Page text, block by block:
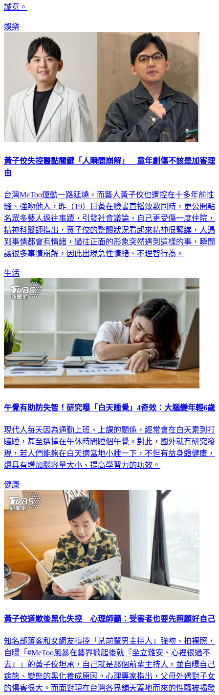
誠意。
娛樂
黃子佼失控醫點關鍵「人瞬間崩解」 童年創傷不該是加害理
由
台灣MeToo運動一路延燒，而藝人黃子佼也遭控在十多年前性
騷、強吻他人，昨（19）日黃在臉書直播致歉同時，更公開點
名眾多藝人過往事蹟，引發社會議論，自己更受傷一度住院，
精神科醫師指出，黃子佼的整體狀況看起來精神很緊繃，人遇
到事情都會有情緒，過往正面的形象突然遇到這樣的事，瞬間
讓很多事情崩解，因此出現急性情緒、不理智行為。
生活
午覺有助防失智！研究曝「白天睡覺」4奇效：大腦變年輕6歲
現代人每天因為通勤上班、上課的關係，經常會在白天累到打
瞌睡，甚至選擇在午休時間睡個午覺。對此，國外就有研究發
現，若人們能夠在白天適當地小睡一下，不但有益身體健康，
還具有增加腦容量大小、提高學習力的功效。
健康
黃子佼道歉後黑化失控 心理師籲：受害者也要先照顧好自己
知名部落客和女網友指控「某前輩男主持人」強吻、拍裸照，
自曝「#MeToo風暴在藝界掀起後就『坐立難安、心裡很過不
去』」的黃子佼坦承，自己就是那個前輩主持人。並自曝自己
病態、變態的黑化養成原因。心理專家指出，父母外遇對子女
的傷害很大。而面對現在台灣各界舖天蓋地而來的性騷被揭發